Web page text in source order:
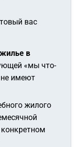
вас
в
«мы что-
имеют
жилого